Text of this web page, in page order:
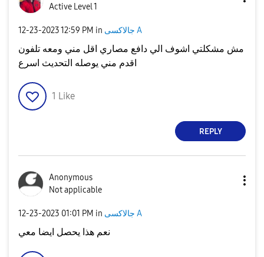
Active Level 1
‎12-23-202312:59 PM in جالاكسى A
مش مشكلتي اشوف الي دافع مصاري اقل مني ومعه تلفون
اقدم مني يوصله التحديث اسرع
1 Like
REPLY
Anonymous
Not applicable
‎12-23-2023 01:01 PM in جالاكسى A
نعم هذا يحصل ايضا معي